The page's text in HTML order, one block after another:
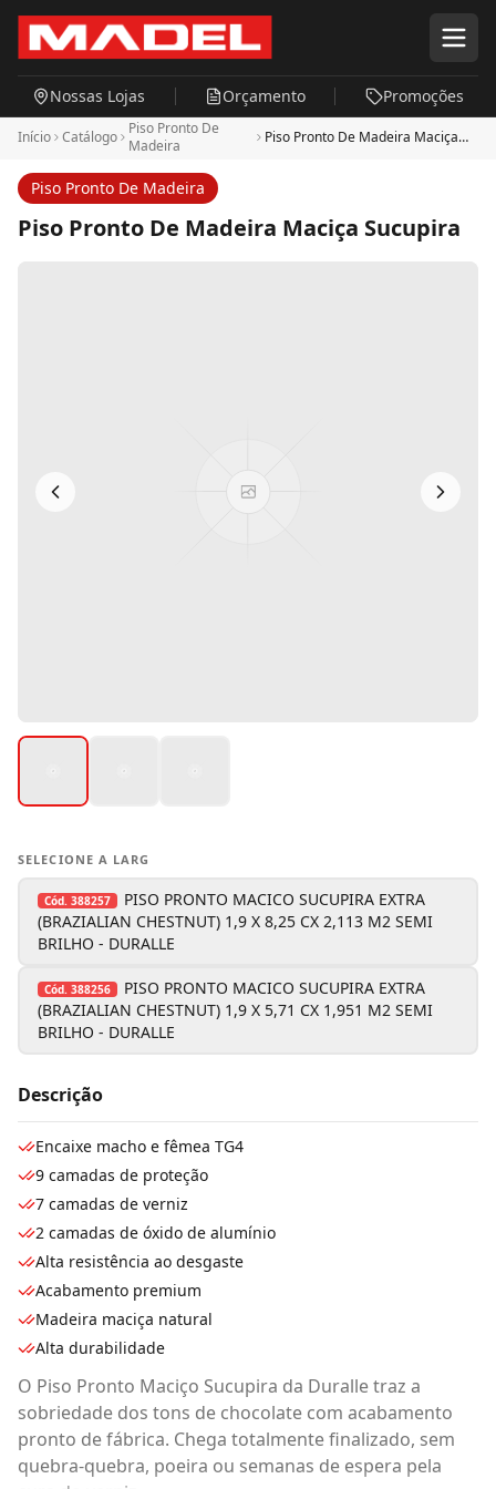
Pular para o conteúdo principal
Nossas Lojas Orçamento Promoções
Início Catálogo
Piso Pronto De
Madeira
Piso Pronto De Madeira Maciça
Piso Pronto De Madeira
Piso Pronto De Madeira Maciça Sucupira
SELECIONE A LARG
Cód. 388257
PISO PRONTO MACICO SUCUPIRA EXTRA
(BRAZIALIAN CHESTNUT) 1,9 X 8,25 CX 2,113 M2 SEMI
BRILHO - DURALLE
Cód. 388256
PISO PRONTO MACICO SUCUPIRA EXTRA
(BRAZIALIAN CHESTNUT) 1,9 X 5,71 CX 1,951 M2 SEMI
BRILHO - DURALLE
Descrição
Encaixe macho e fêmea TG4
9 camadas de proteção
7 camadas de verniz
2 camadas de óxido de alumínio
Alta resistência ao desgaste
Acabamento premium
Madeira maciça natural
Alta durabilidade
O Piso Pronto Maciço Sucupira da Duralle traz a
sobriedade dos tons de chocolate com acabamento
pronto de fábrica. Chega totalmente finalizado, sem
quebra-quebra, poeira ou semanas de espera pela